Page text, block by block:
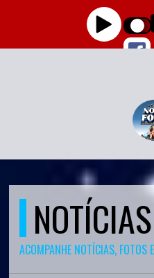
NOTÍCIAS
ACOMPANHE NOTÍCIAS, FOTOS